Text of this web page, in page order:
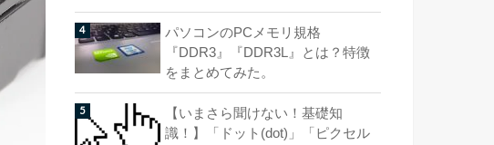
パソコンのPCメモリ規格
『DDR3』『DDR3L』とは？特徴
をまとめてみた。
【いまさら聞けない！基礎知
識！】「ドット(dot)」「ピクセル